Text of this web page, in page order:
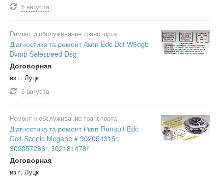
5 августа
3
Ремонт и обслуживание транспорта
Діагностика та ремонт Акпп Edc Dct W6dgb
Bvmp Selespeed Dsg
Договорная
из г. Луцк
5 августа
2
Ремонт и обслуживание транспорта
Діагностика та ремонт Ркпп Renault Edc
Dc4 Scenic Megane # 302054315r,
302057266r, 302181478r
Договорная
из г. Луцк